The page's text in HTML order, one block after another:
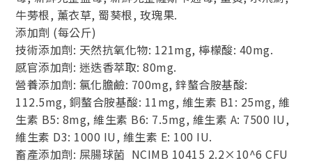
牛蒡根, 薰衣草, 蜀葵根, 玫瑰果.
添加劑 (每公斤)
技術添加劑: 天然抗氧化物: 121mg, 檸檬酸: 40mg.
感官添加劑: 迷迭香萃取: 80mg.
營養添加劑: 氯化膽鹼: 700mg, 鋅螯合胺基酸:
112.5mg, 銅螯合胺基酸: 11mg, 維生素 B1: 25mg, 維
生素 B5: 8mg, 維生素 B6: 7.5mg, 維生素 A: 7500 IU,
維生素 D3: 1000 IU, 維生素 E: 100 IU.
畜產添加劑: 屎腸球菌 NCIMB 10415 2.2×10^6 CFU